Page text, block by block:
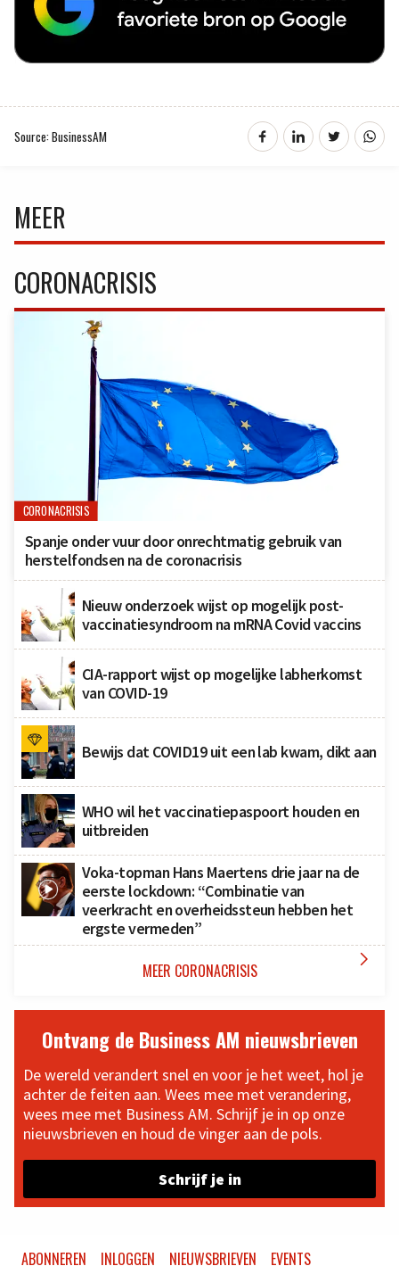
Source: BusinessAM
MEER
CORONACRISIS
CORONACRISIS
Spanje onder vuur door onrechtmatig gebruik van
herstelfondsen na de coronacrisis
Nieuw onderzoek wijst op mogelijk post-
vaccinatiesyndroom na mRNA Covid vaccins
CIA-rapport wijst op mogelijke labherkomst
van COVID-19
Bewijs dat COVID19 uit een lab kwam, dikt aan
WHO wil het vaccinatiepaspoort houden en
uitbreiden
Voka-topman Hans Maertens drie jaar na de
eerste lockdown: “Combinatie van
veerkracht en overheidssteun hebben het
ergste vermeden”
MEER CORONACRISIS 
Ontvang de Business AM nieuwsbrieven
De wereld verandert snel en voor je het weet, hol je
achter de feiten aan. Wees mee met verandering,
wees mee met Business AM. Schrijf je in op onze
nieuwsbrieven en houd de vinger aan de pols.
Schrijf je in
ABONNEREN INLOGGEN NIEUWSBRIEVEN EVENTS